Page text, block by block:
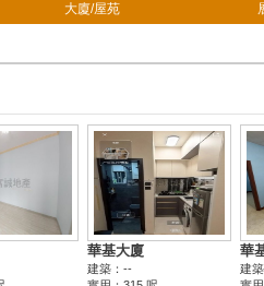
大廈/屋苑